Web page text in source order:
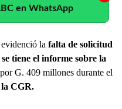
en WhatsApp
la falta de solicitud
tiene el informe sobre la
G. 409 millones durante el
CGR.